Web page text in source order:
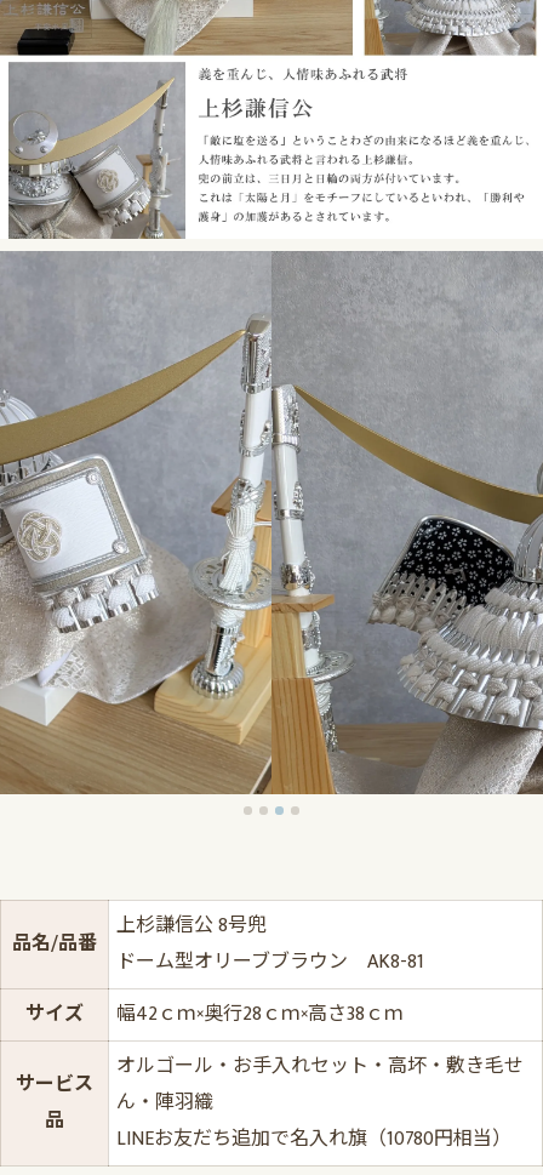
品名/品番
上杉謙信公 8号兜
ドーム型オリーブブラウン AK8-81
サイズ
幅42ｃｍ×奥行28ｃｍ×高さ38ｃｍ
サービス
品
オルゴール・お手入れセット・高坏・敷き毛せ
ん・陣羽織
LINEお友だち追加で名入れ旗（10780円相当）